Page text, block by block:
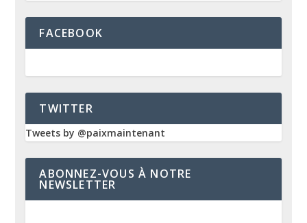
FACEBOOK
TWITTER
Tweets by @paixmaintenant
ABONNEZ-VOUS À NOTRE
NEWSLETTER